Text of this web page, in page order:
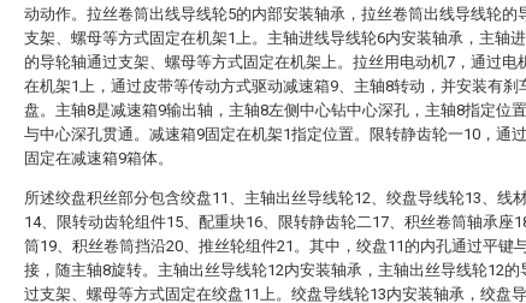
动动作。拉丝卷筒出线导线轮5的内部安装轴承，拉丝卷筒出线导线轮的
支架、螺母等方式固定在机架1上。主轴进线导线轮6内安装轴承，主轴
的导轮轴通过支架、螺母等方式固定在机架上。拉丝用电动机7，通过电
在机架1上，通过皮带等传动方式驱动减速箱9、主轴8转动，并安装有刹
盘。主轴8是减速箱9输出轴，主轴8左侧中心钻中心深孔，主轴8指定位置
与中心深孔贯通。减速箱9固定在机架1指定位置。限转静齿轮一10，通
固定在减速箱9箱体。
所述绞盘积丝部分包含绞盘11、主轴出丝导线轮12、绞盘导线轮13、线
14、限转动齿轮组件15、配重块16、限转静齿轮二17、积丝卷筒轴承座
筒19、积丝卷筒挡沿20、推丝轮组件21。其中，绞盘11的内孔通过平键
接，随主轴8旋转。主轴出丝导线轮12内安装轴承，主轴出丝导线轮12的
过支架、螺母等方式固定在绞盘11上。绞盘导线轮13内安装轴承，绞盘